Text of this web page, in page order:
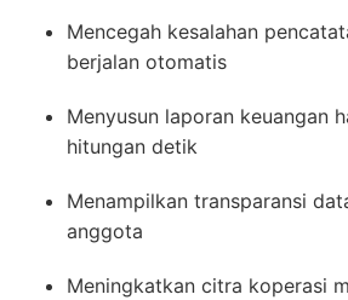
Mencegah kesalahan
berjalan otomatis
Menyusun laporan keuangan
hitungan detik
Menampilkan transparansi
anggota
Meningkatkan citra koperasi